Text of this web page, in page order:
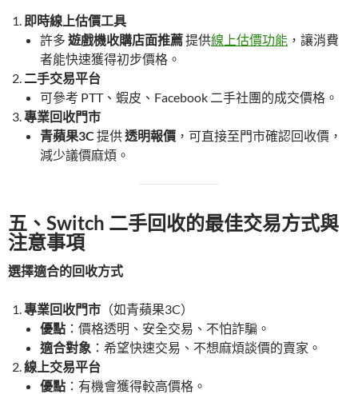
即時線上估價工具
許多 遊戲機收購店面推薦提供線上估價功能 ，讓消費
者能快速獲得初步價格。
二手交易平台
可參考 PTT、蝦皮、Facebook 二手社團的成交價格。
專業回收門市
青蘋果3C 提供透明報價 ，可直接至門市確認回收價，
減少議價麻煩。
五、Switch 二手回收的最佳交易方式與
注意事項
選擇適合的回收方式
專業回收門市 （如青蘋果3C）
優點 ：價格透明、安全交易、不怕詐騙。
適合對象 ：希望快速交易、不想麻煩談價的賣家。
線上交易平台
優點 ：有機會獲得較高價格。